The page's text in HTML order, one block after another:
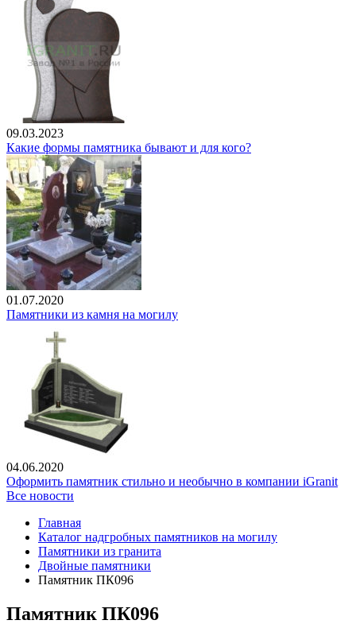
09.03.2023
Какие формы памятника бывают и для кого?
01.07.2020
Памятники из камня на могилу
04.06.2020
Оформить памятник стильно и необычно в компании iGranit
Все новости
Главная
Каталог надгробных памятников на могилу
Памятники из гранита
Двойные памятники
Памятник ПК096
Памятник ПК096